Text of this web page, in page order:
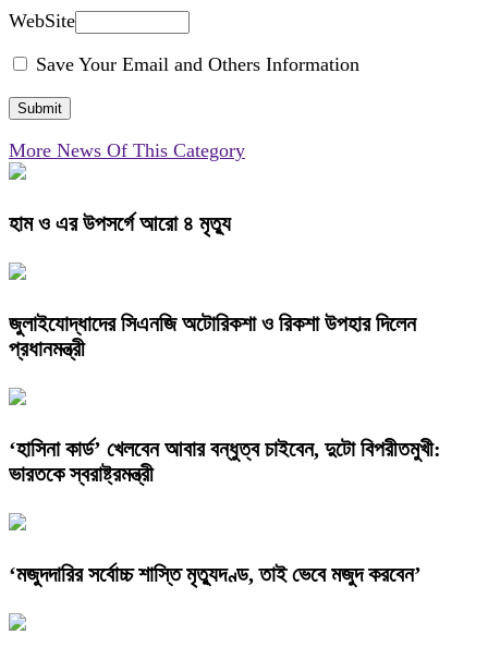
WebSite
Save Your Email and Others Information
More News Of This Category
হাম ও এর উপসর্গে আরো ৪ মৃত্যু
জুলাইযোদ্ধাদের সিএনজি অটোরিকশা ও রিকশা উপহার দিলেন
প্রধানমন্ত্রী
‘হাসিনা কার্ড’ খেলবেন আবার বন্ধুত্ব চাইবেন, দুটো বিপরীতমুখী:
ভারতকে স্বরাষ্ট্রমন্ত্রী
‘মজুদদারির সর্বোচ্চ শাস্তি মৃত্যুদণ্ড, তাই ভেবে মজুদ করবেন’